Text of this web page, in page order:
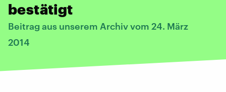
bestätigt
Beitrag aus unserem Archiv vom 24. März
2014